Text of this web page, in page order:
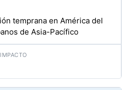
temprana en América del
de Asia-Pacífico